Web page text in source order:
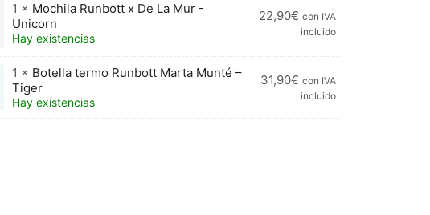
1 × Mochila Runbott x De La Mur -
Unicorn
Hay existencias
22,90€ con IVA
incluido
1 × Botella termo Runbott Marta Munté –
Tiger
Hay existencias
31,90€ con IVA
incluido